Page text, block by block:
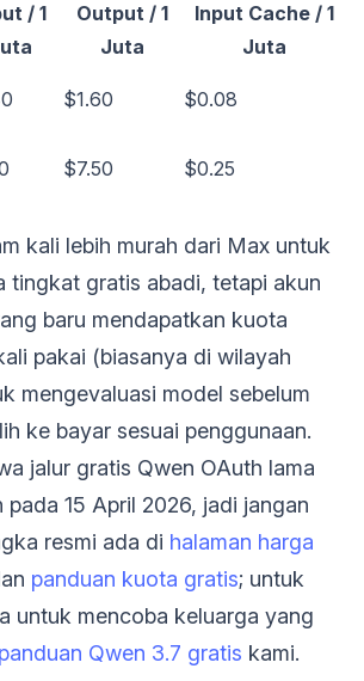
/ 1
Output / 1
Juta
Input Cache / 1
Juta
$1.60 $0.08
$7.50 $0.25
kali lebih murah dari Max untuk
tingkat gratis abadi, tetapi akun
baru mendapatkan kuota
pakai (biasanya di wilayah
mengevaluasi model sebelum
ke bayar sesuai penggunaan.
jalur gratis Qwen OAuth lama
15 April 2026, jadi jangan
resmi ada di halaman harga
panduan kuota gratis; untuk
untuk mencoba keluarga yang
panduan Qwen 3.7 gratis kami.